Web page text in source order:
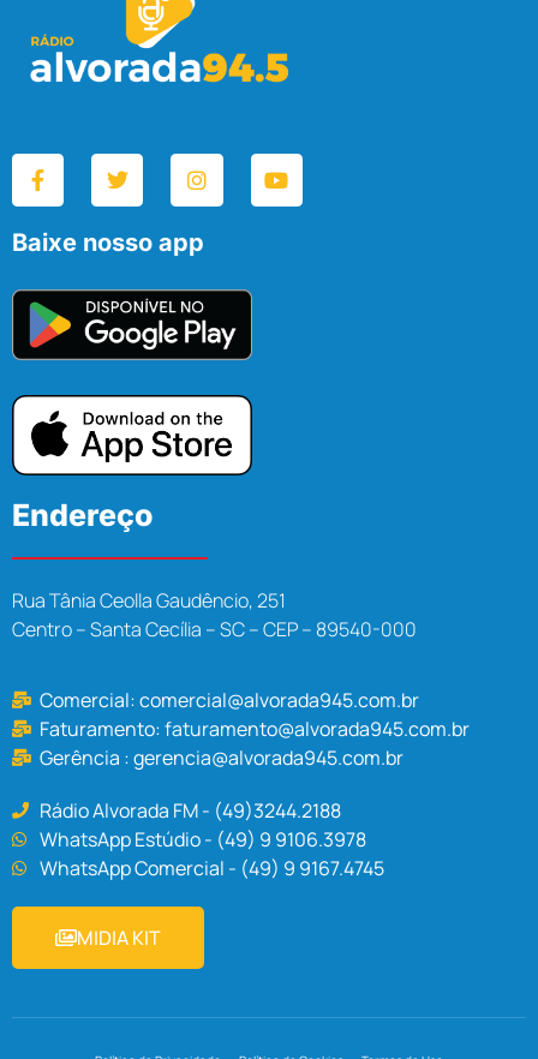
Baixe nosso app
Endereço
Rua Tânia Ceolla Gaudêncio, 251
Centro – Santa Cecília – SC – CEP – 89540-000
Comercial:comercial@alvorada945.com.br
Faturamento:faturamento@alvorada945.com.br
Gerência :gerencia@alvorada945.com.br
Rádio Alvorada FM - (49)3244.2188
WhatsApp Estúdio - (49) 9 9106.3978
WhatsApp Comercial - (49) 9 9167.4745
MIDIA KIT